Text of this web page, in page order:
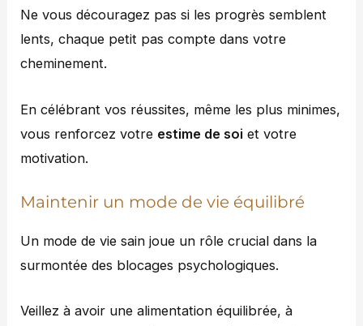
Ne vous découragez pas si les progrès semblent
lents, chaque petit pas compte dans votre
cheminement.
En célébrant vos réussites, même les plus minimes,
vous renforcez votre estime de soi et votre
motivation.
Maintenir un mode de vie équilibré
Un mode de vie sain joue un rôle crucial dans la
surmontée des blocages psychologiques.
Veillez à avoir une alimentation équilibrée, à